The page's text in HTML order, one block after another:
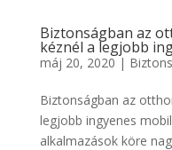
Biztonságban az
kéznél a legjobb
máj 20, 2020 |
Biztonságban az
legjobb ingyenes
alkalmazások köre